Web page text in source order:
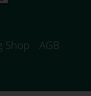
Shop
AGB